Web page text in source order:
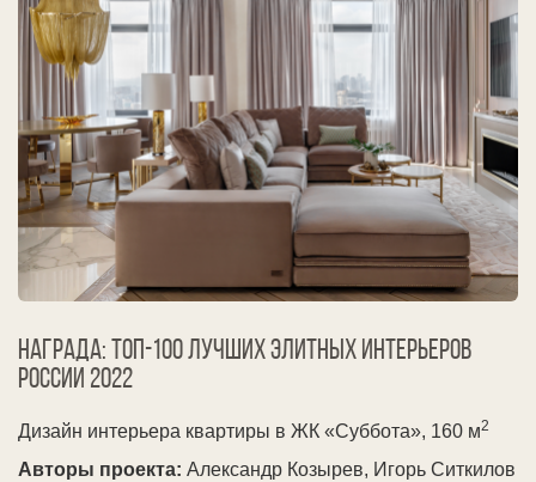
Награда: ТОП-100 лучших элитных интерьеров
России 2022
Дизайн интерьера квартиры в ЖК «Суббота», 160 м2
Авторы проекта: Александр Козырев, Игорь Ситкилов